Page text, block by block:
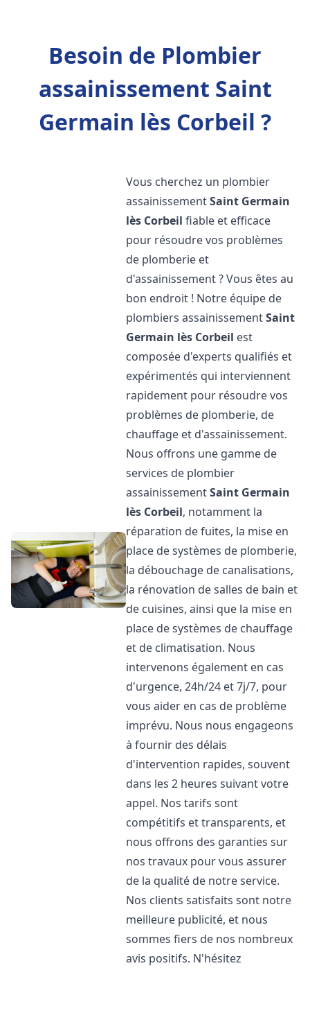
Besoin de Plombier
assainissement Saint
Germain lès Corbeil ?
Vous cherchez un plombier
assainissementSaint Germain
lès Corbeil fiable et efficace
pour résoudre vos problèmes
de plomberie et
d'assainissement ? Vous êtes au
bon endroit ! Notre équipe de
plombiers assainissementSaint
Germain lès Corbeil est
composée d'experts qualifiés et
expérimentés qui interviennent
rapidement pour résoudre vos
problèmes de plomberie, de
chauffage et d'assainissement.
Nous offrons une gamme de
services de plombier
assainissementSaint Germain
lès Corbeil, notamment la
réparation de fuites, la mise en
place de systèmes de plomberie,
la débouchage de canalisations,
la rénovation de salles de bain et
de cuisines, ainsi que la mise en
place de systèmes de chauffage
et de climatisation. Nous
intervenons également en cas
d'urgence, 24h/24 et 7j/7, pour
vous aider en cas de problème
imprévu. Nous nous engageons
à fournir des délais
d'intervention rapides, souvent
dans les 2 heures suivant votre
appel. Nos tarifs sont
compétitifs et transparents, et
nous offrons des garanties sur
nos travaux pour vous assurer
de la qualité de notre service.
Nos clients satisfaits sont notre
meilleure publicité, et nous
sommes fiers de nos nombreux
avis positifs. N'hésitez